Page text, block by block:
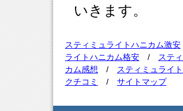
いきます。
スティミュライトハニカム激安
ライトハニカム格安 /
ステ
カム感想 / スティミュライ
クチコミ
/ サイトマップ